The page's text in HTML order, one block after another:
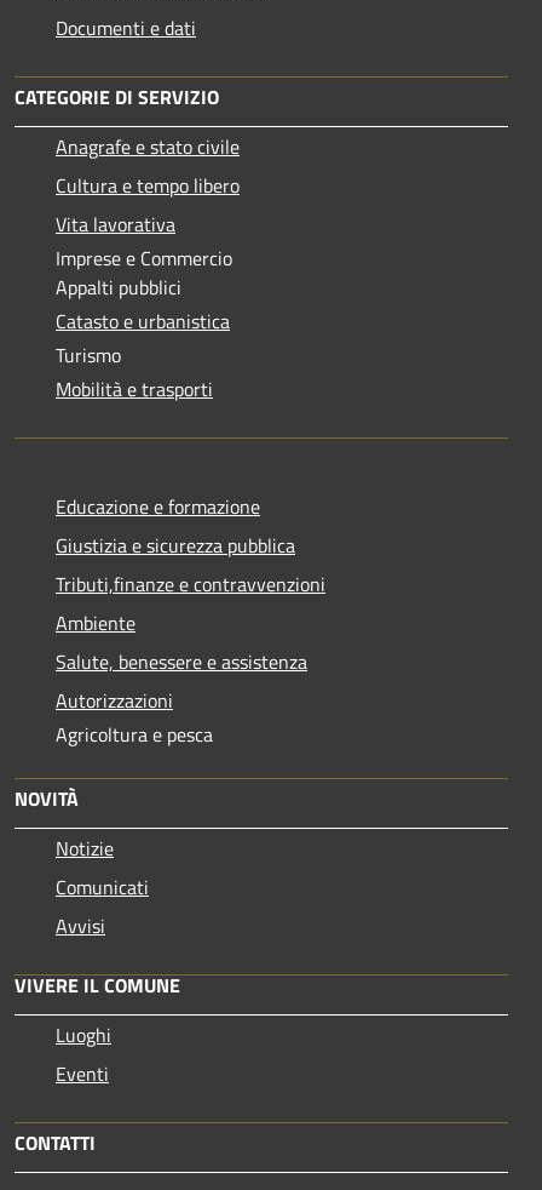
Documenti e dati
CATEGORIE DI SERVIZIO
Anagrafe e stato civile
Cultura e tempo libero
Vita lavorativa
Imprese e Commercio
Appalti pubblici
Catasto e urbanistica
Turismo
Mobilità e trasporti
Educazione e formazione
Giustizia e sicurezza pubblica
Tributi,finanze e contravvenzioni
Ambiente
Salute, benessere e assistenza
Autorizzazioni
Agricoltura e pesca
NOVITÀ
Notizie
Comunicati
Avvisi
VIVERE IL COMUNE
Luoghi
Eventi
CONTATTI